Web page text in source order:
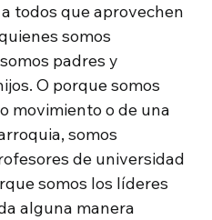
todos que aprovechen
somos
padres y
O porque somos
movimiento o de una
somos
de universidad
somos los líderes
alguna manera